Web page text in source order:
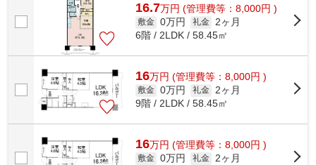
16.7万円 (管理費等：8,000円 )
敷金 0万円 礼金 2ヶ月
6階 / 2LDK / 58.45㎡
16万円 (管理費等：8,000円 )
敷金 0万円 礼金 2ヶ月
9階 / 2LDK / 58.45㎡
16万円 (管理費等：8,000円 )
敷金 0万円 礼金 2ヶ月